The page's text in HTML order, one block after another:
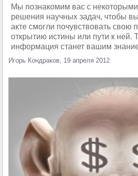
Мы познакомим вас с некоторыми
решения научных задач, чтобы
акте смогли почувствовать свою
открытию истины или пути к ней.
информация станет вашим
Игорь Кондраков, 19 апреля 2012